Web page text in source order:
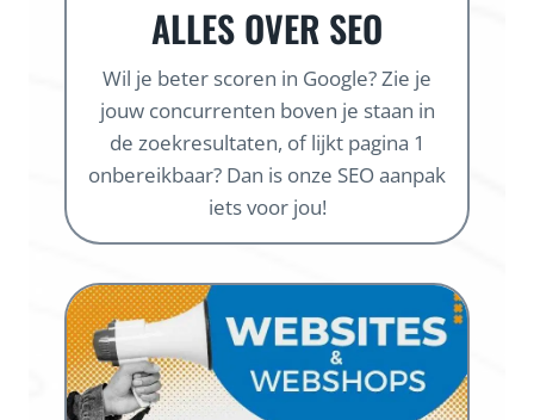
ALLES OVER SEO
Wil je beter scoren in Google? Zie je
jouw concurrenten boven je staan in
de zoekresultaten, of lijkt pagina 1
onbereikbaar? Dan is onze SEO aanpak
iets voor jou!